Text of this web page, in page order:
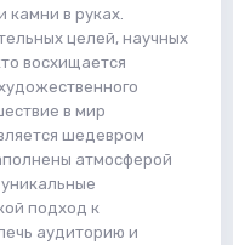
камни в руках.
целей, научных
восхищается
в мир
шедевром
атмосферой
подход к
аудиторию и